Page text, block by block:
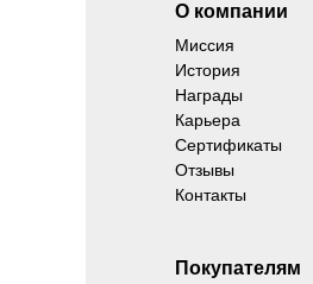
О компании
Миссия
История
Награды
Карьера
Сертификаты
Отзывы
Контакты
Покупателям